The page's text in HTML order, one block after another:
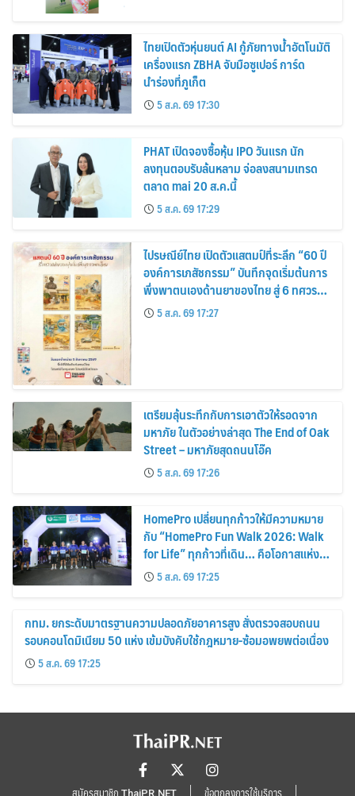
ไทยเปิดตัวหุ่นยนต์ AI กู้ภัยทางน้ำอัตโนมัติ
เครื่องแรก ZBHA จับมือซูเปอร์ การ์ด
นำร่องที่ภูเก็ต
5 ส.ค. 69 17:30
PHAT เปิดจองซื้อหุ้น IPO วันแรก นัก
ลงทุนตอบรับล้นหลาม จ่อลงสนามเทรด
ตลาด mai 20 ส.ค.นี้
5 ส.ค. 69 17:29
ไปรษณีย์ไทย เปิดตัวแสตมป์ที่ระลึก “60 ปี
องค์การเภสัชกรรม” บันทึกจุดเริ่มต้นการ
พึ่งพาตนเองด้านยาของไทย สู่ 6 ทศวรรษ
แห่งการพัฒนาสุขภาพคนไทย
5 ส.ค. 69 17:27
เตรียมลุ้นระทึกกับการเอาตัวให้รอดจาก
มหาภัย ในตัวอย่างล่าสุด The End of Oak
Street – มหาภัยสุดถนนโอ๊ค
5 ส.ค. 69 17:26
HomePro เปลี่ยนทุกก้าวให้มีความหมาย
กับ “HomePro Fun Walk 2026: Walk
for Life” ทุกก้าวที่เดิน… คือโอกาสแห่ง
การมีชีวิต
5 ส.ค. 69 17:25
กทม. ยกระดับมาตรฐานความปลอดภัยอาคารสูง สั่งตรวจสอบถนน
รอบคอนโดมิเนียม 50 แห่ง เข้มบังคับใช้กฎหมาย-ซ้อมอพยพต่อเนื่อง
5 ส.ค. 69 17:25
สมัครสมาชิก ThaiPR.NET ข้อตกลงการใช้บริการ